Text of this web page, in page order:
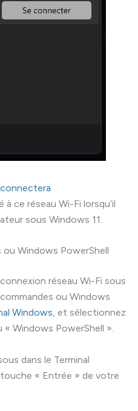
à ce réseau Wi-Fi lorsqu’il
sous Windows 11.
ou Windows PowerShell
réseau Wi-Fi sous
ou Windows
Windows, et sélectionnez
Windows PowerShell ».
dans le Terminal
« Entrée » de votre